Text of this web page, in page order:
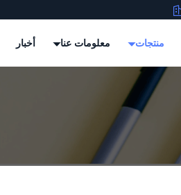
منتجات معلومات عنا أخبار